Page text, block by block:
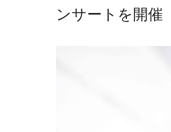
ンサートを開催